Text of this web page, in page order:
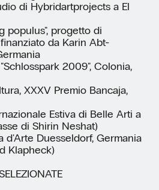
di Hybridartprojects a El
populus", progetto di
da Karin Abt-
2009", Colonia,
XXXV Premio Bancaja,
Estiva di Belle Arti a
di Shirin Neshat)
d'Arte Duesseldorf, Germania
Klapheck)